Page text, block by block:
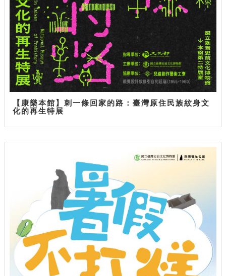
【康樂本館】刺一條回家的路：臺灣原住民族紋身文
化的再生特展